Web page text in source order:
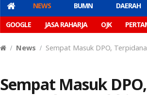
NEWS BUMN DAERAH
GOOGLE JASA RAHARJA OJK
News Sempat Masuk DPO,
Sempat Masuk